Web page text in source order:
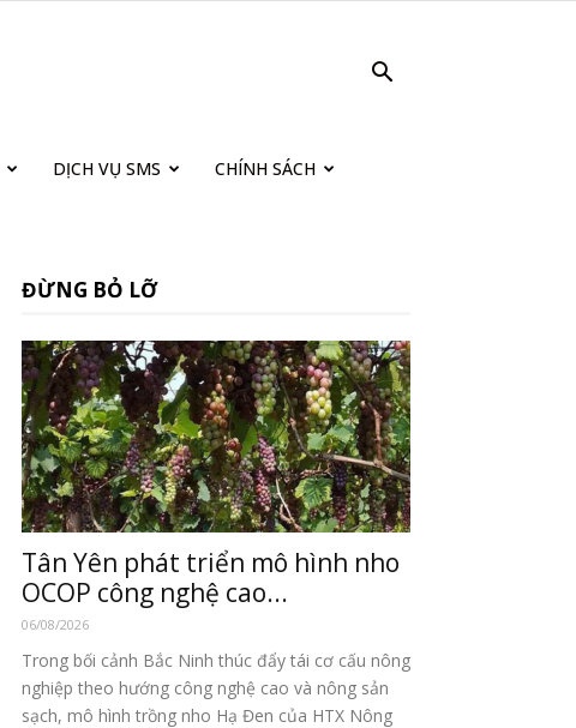
DỊCH VỤ SMS CHÍNH SÁCH
ĐỪNG BỎ LỠ
Tân Yên phát triển mô hình nho
OCOP công nghệ cao...
06/08/2026
Trong bối cảnh Bắc Ninh thúc đẩy tái cơ cấu nông
nghiệp theo hướng công nghệ cao và nông sản
sạch, mô hình trồng nho Hạ Đen của HTX Nông